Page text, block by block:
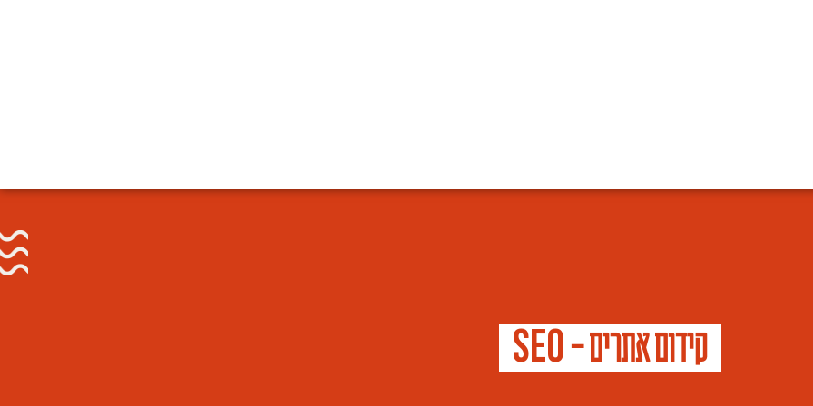
קידום אתרים – SEO